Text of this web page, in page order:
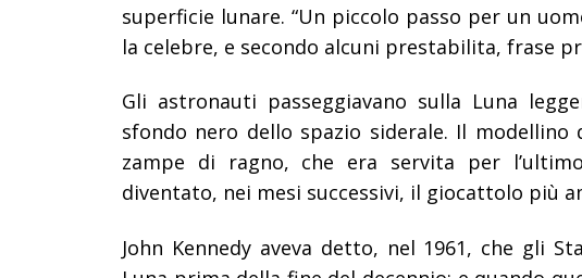
superficie lunare. “Un piccolo passo per un
la celebre, e secondo alcuni prestabilita, frase
Gli astronauti passeggiavano sulla Luna
sfondo nero dello spazio siderale. Il modellino
zampe di ragno, che era servita per
diventato, nei mesi successivi, il giocattolo più
John Kennedy aveva detto, nel 1961, che gli